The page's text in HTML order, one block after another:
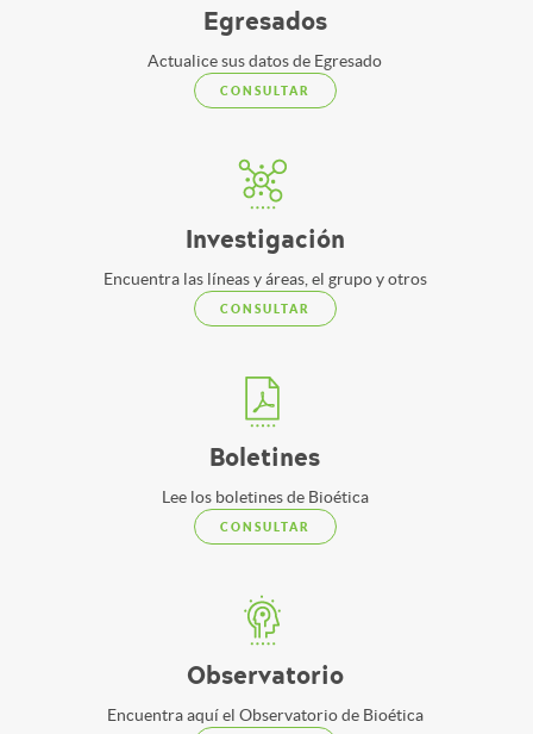
Egresados
Actualice sus datos de Egresado
CONSULTAR
Investigación
Encuentra las líneas y áreas, el grupo y otros
CONSULTAR
Boletines
Lee los boletines de Bioética
CONSULTAR
Observatorio
Encuentra aquí el Observatorio de Bioética